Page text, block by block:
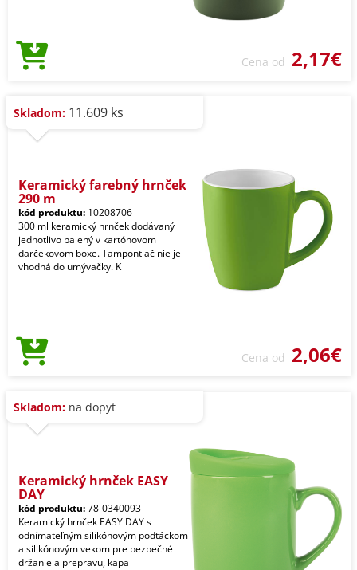
Cena od 2,17€
Skladom: 11.609 ks
Keramický farebný hrnček
290 m
kód produktu: 10208706
300 ml keramický hrnček dodávaný
jednotlivo balený v kartónovom
darčekovom boxe. Tampontlač nie je
vhodná do umývačky. K
Cena od 2,06€
Skladom: na dopyt
Keramický hrnček EASY
DAY
kód produktu:78-0340093
Keramický hrnček EASY DAY s
odnímateľným silikónovým podtáckom
a silikónovým vekom pre bezpečné
držanie a prepravu, kapa